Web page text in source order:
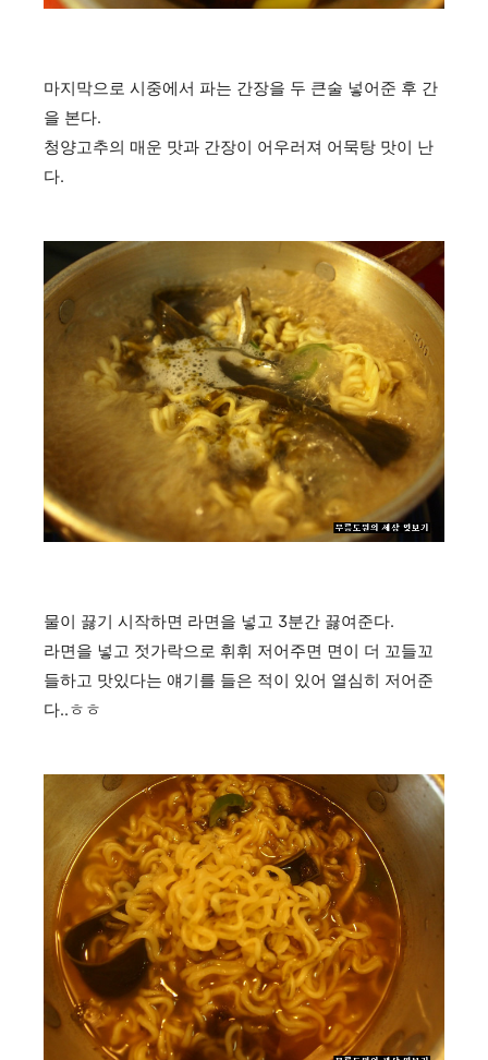
마지막으로 시중에서 파는 간장을 두 큰술 넣어준 후 간
을 본다.
청양고추의 매운 맛과 간장이 어우러져 어묵탕 맛이 난
다.
물이 끓기 시작하면 라면을 넣고 3분간 끓여준다.
라면을 넣고 젓가락으로 휘휘 저어주면 면이 더 꼬들꼬
들하고 맛있다는 얘기를 들은 적이 있어 열심히 저어준
다..ㅎㅎ